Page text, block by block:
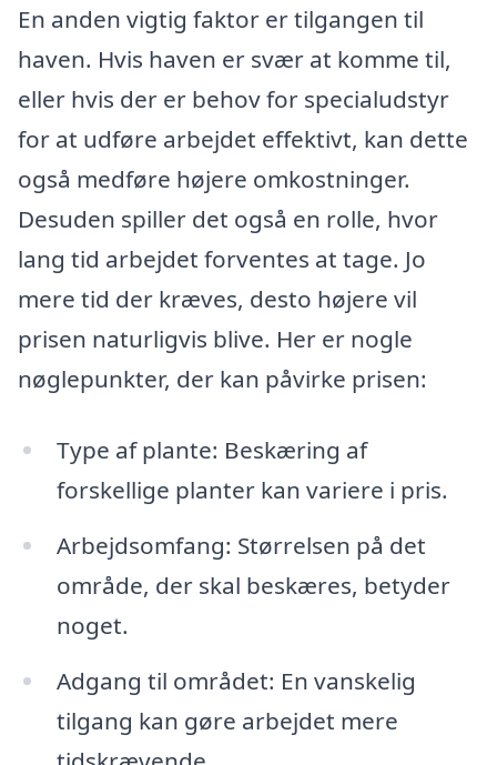
En anden vigtig faktor er tilgangen til
haven. Hvis haven er svær at komme til,
eller hvis der er behov for specialudstyr
for at udføre arbejdet effektivt, kan dette
også medføre højere omkostninger.
Desuden spiller det også en rolle, hvor
lang tid arbejdet forventes at tage. Jo
mere tid der kræves, desto højere vil
prisen naturligvis blive. Her er nogle
nøglepunkter, der kan påvirke prisen:
Type af plante: Beskæring af
forskellige planter kan variere i pris.
Arbejdsomfang: Størrelsen på det
område, der skal beskæres, betyder
noget.
Adgang til området: En vanskelig
tilgang kan gøre arbejdet mere